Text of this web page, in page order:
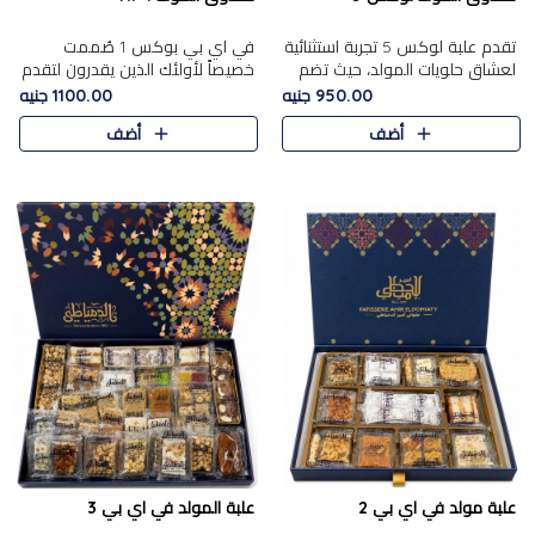
تقدم علبة لوكس 5 تجربة استثنائية
لعشاق حلويات المولد، حيث تضم
42 قطعة من تشكيلة فاخرة تجمع
بين أشهر الأصناف التقليدية وأصناف
مميزة مختارة بع..
950.00 جنيه
أضف
في اي بي بوكس 1 صُممت
خصيصاً لأولئك الذين يقدرون لتقدم
تجربة استثنائية بوكس تجمع بين
أفخر حلويات المولد المصري مع
تشكيلة مختارة من الأصناف ..
1100.00 جنيه
أضف
علبة مولد في اي بي 2 علبة المولد في اي بي 3